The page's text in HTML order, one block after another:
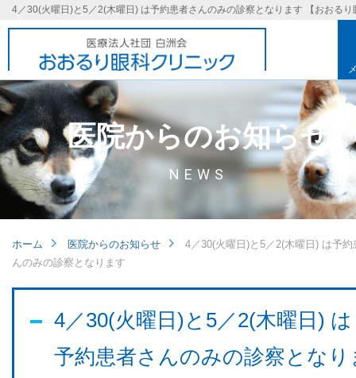
基本理念
取り組み
医院からのお知らせ
NEWS
ホーム 医院からのお知らせ
4／30(火曜日)と5／2(木曜日) は予約
んのみの診察となります
4／30(火曜日)と5／2(木曜日) は
予約患者さんのみの診察となり